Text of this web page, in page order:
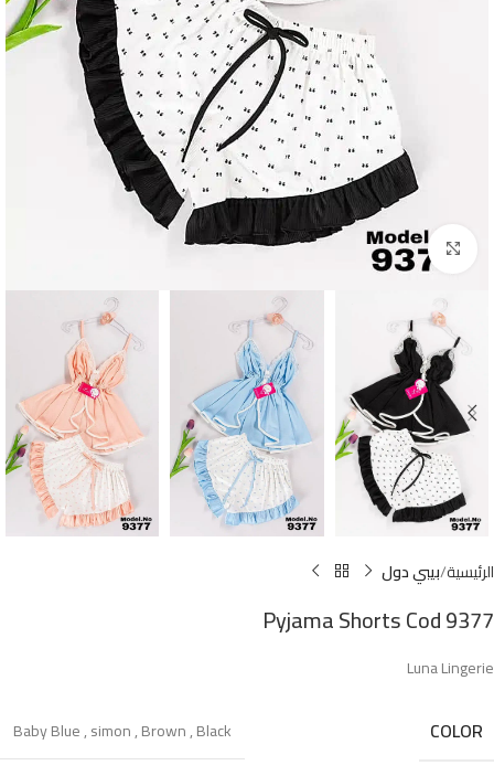
Click to enlarge
الرئيسية بيبي دول
Pyjama Shorts Cod 9377
Luna Lingerie
COLOR
Baby Blue,simon,Brown,Black